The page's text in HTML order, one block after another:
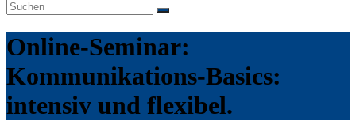
Online-Seminar:
Kommunikations-Basics:
intensiv und flexibel.